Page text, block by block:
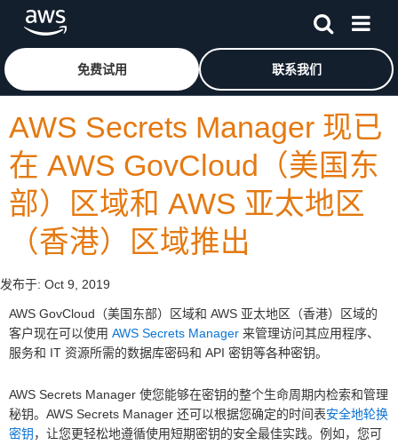
跳至主要内容
免费试用 联系我们
AWS Secrets Manager 现已
在 AWS GovCloud（美国东
部）区域和 AWS 亚太地区
（香港）区域推出
发布于: Oct 9, 2019
AWS GovCloud（美国东部）区域和 AWS 亚太地区（香港）区域的
客户现在可以使用 AWS Secrets Manager 来管理访问其应用程序、
服务和 IT 资源所需的数据库密码和 API 密钥等各种密钥。
AWS Secrets Manager 使您能够在密钥的整个生命周期内检索和管理
秘钥。AWS Secrets Manager 还可以根据您确定的时间表安全地轮换
密钥 ，让您更轻松地遵循使用短期密钥的安全最佳实践。例如，您可